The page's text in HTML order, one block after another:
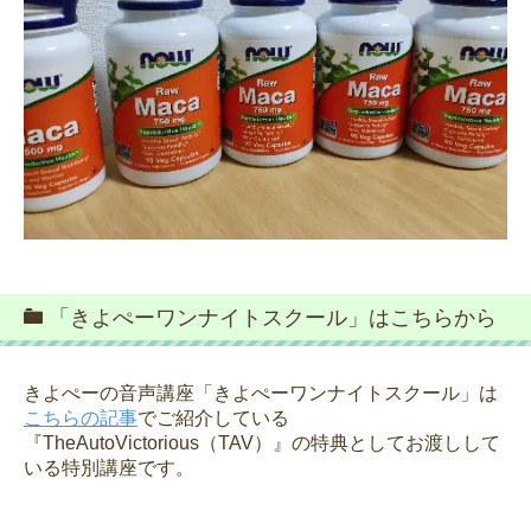
「きよぺーワンナイトスクール」はこちらから
きよぺーの音声講座「きよぺーワンナイトスクール」は
こちらの記事でご紹介している
『TheAutoVictorious（TAV）』の特典としてお渡しして
いる特別講座です。